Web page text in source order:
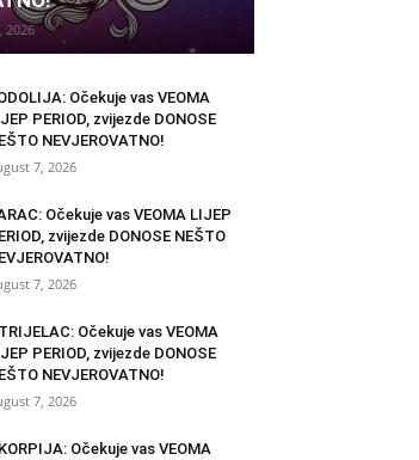
2026
Očekuje vas VEOMA
PERIOD, zvijezde DONOSE
NEVJEROVATNO!
7, 2026
Očekuje vas VEOMA LIJEP
zvijezde DONOSE NEŠTO
7, 2026
Očekuje vas VEOMA
PERIOD, zvijezde DONOSE
NEVJEROVATNO!
7, 2026
Očekuje vas VEOMA